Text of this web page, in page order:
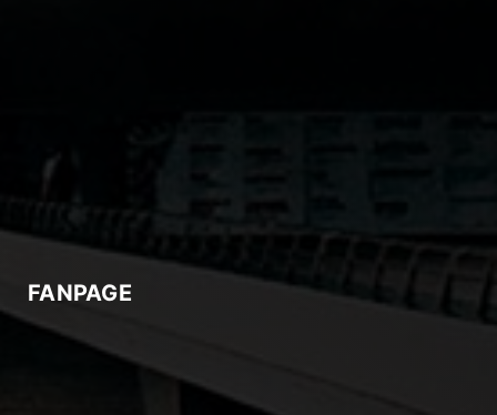
FANPAGE